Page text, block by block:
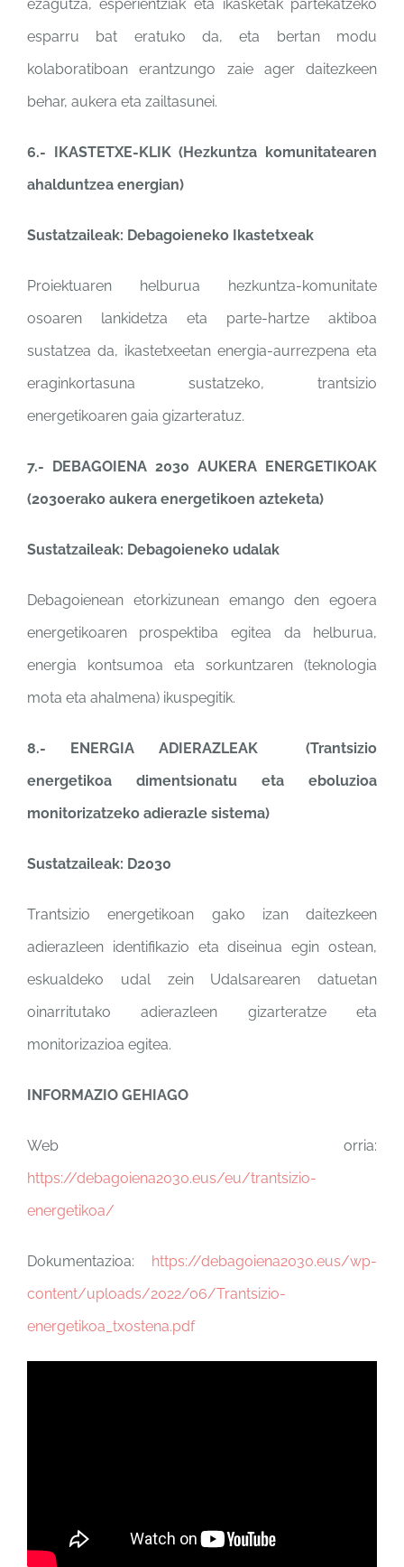
ezagutza, esperientziak eta ikasketak partekatzeko
esparru bat eratuko da, eta bertan modu
kolaboratiboan erantzungo zaie ager daitezkeen
behar, aukera eta zailtasunei.
6.- IKASTETXE-KLIK (Hezkuntza komunitatearen
ahalduntzea energian)
Sustatzaileak: Debagoieneko Ikastetxeak
Proiektuaren helburua hezkuntza-komunitate
osoaren lankidetza eta parte-hartze aktiboa
sustatzea da, ikastetxeetan energia-aurrezpena eta
eraginkortasuna sustatzeko, trantsizio
energetikoaren gaia gizarteratuz.
7.- DEBAGOIENA 2030 AUKERA ENERGETIKOAK
(2030erako aukera energetikoen azteketa)
Sustatzaileak: Debagoieneko udalak
Debagoienean etorkizunean emango den egoera
energetikoaren prospektiba egitea da helburua,
energia kontsumoa eta sorkuntzaren (teknologia
mota eta ahalmena) ikuspegitik.
8.- ENERGIA ADIERAZLEAK (Trantsizio
energetikoa dimentsionatu eta eboluzioa
monitorizatzeko adierazle sistema)
Sustatzaileak: D2030
Trantsizio energetikoan gako izan daitezkeen
adierazleen identifikazio eta diseinua egin ostean,
eskualdeko udal zein Udalsarearen datuetan
oinarritutako adierazleen gizarteratze eta
monitorizazioa egitea.
INFORMAZIO GEHIAGO
Web orria:
https://debagoiena2030.eus/eu/trantsizio-
energetikoa/
Dokumentazioa: https://debagoiena2030.eus/wp-
content/uploads/2022/06/Trantsizio-
energetikoa_txostena.pdf